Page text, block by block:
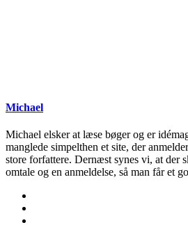
Michael
Michael elsker at læse bøger og er
manglede simpelthen et site, der
store forfattere. Dernæst synes vi, at der
omtale og en anmeldelse, så man får et